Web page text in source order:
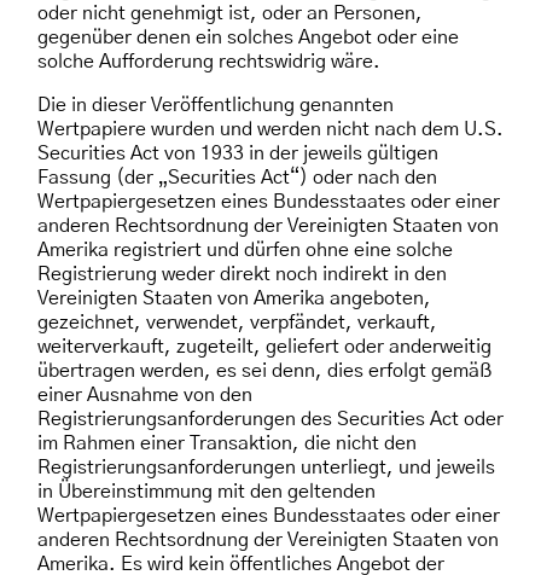
oder nicht genehmigt ist, oder an Personen,
gegenüber denen ein solches Angebot oder eine
solche Aufforderung rechtswidrig wäre.
Die in dieser Veröffentlichung genannten
Wertpapiere wurden und werden nicht nach dem U.S.
Securities Act von 1933 in der jeweils gültigen
Fassung (der „Securities Act“) oder nach den
Wertpapiergesetzen eines Bundesstaates oder einer
anderen Rechtsordnung der Vereinigten Staaten von
Amerika registriert und dürfen ohne eine solche
Registrierung weder direkt noch indirekt in den
Vereinigten Staaten von Amerika angeboten,
gezeichnet, verwendet, verpfändet, verkauft,
weiterverkauft, zugeteilt, geliefert oder anderweitig
übertragen werden, es sei denn, dies erfolgt gemäß
einer Ausnahme von den
Registrierungsanforderungen des Securities Act oder
im Rahmen einer Transaktion, die nicht den
Registrierungsanforderungen unterliegt, und jeweils
in Übereinstimmung mit den geltenden
Wertpapiergesetzen eines Bundesstaates oder einer
anderen Rechtsordnung der Vereinigten Staaten von
Amerika. Es wird kein öffentliches Angebot der